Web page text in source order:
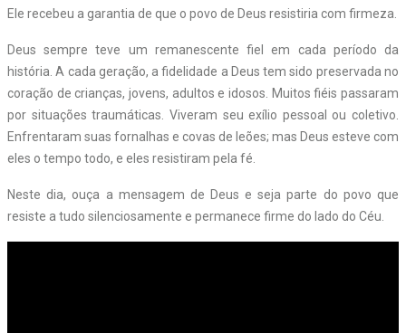
Ele recebeu a garantia de que o povo de Deus resistiria com firmeza.
Deus sempre teve um remanescente fiel em cada período da
história. A cada geração, a fidelidade a Deus tem sido preservada no
coração de crianças, jovens, adultos e idosos. Muitos fiéis passaram
por situações traumáticas. Viveram seu exílio pessoal ou coletivo.
Enfrentaram suas fornalhas e covas de leões; mas Deus esteve com
eles o tempo todo, e eles resistiram pela fé.
Neste dia, ouça a mensagem de Deus e seja parte do povo que
resiste a tudo silenciosamente e permanece firme do lado do Céu.